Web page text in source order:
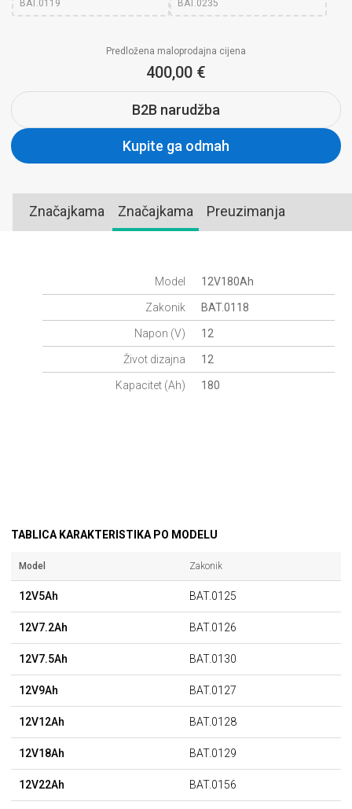
BAT.0119 BAT.0235
Predložena maloprodajna cijena
400,00 €
B2B narudžba
Kupite ga odmah
Značajkama Značajkama Preuzimanja
Model 12V180Ah
Zakonik BAT.0118
Napon (V) 12
Život dizajna 12
Kapacitet (Ah) 180
TABLICA KARAKTERISTIKA PO MODELU
Model Zakonik
12V5Ah BAT.0125
12V7.2Ah BAT.0126
12V7.5Ah BAT.0130
12V9Ah BAT.0127
12V12Ah BAT.0128
12V18Ah BAT.0129
12V22Ah BAT.0156